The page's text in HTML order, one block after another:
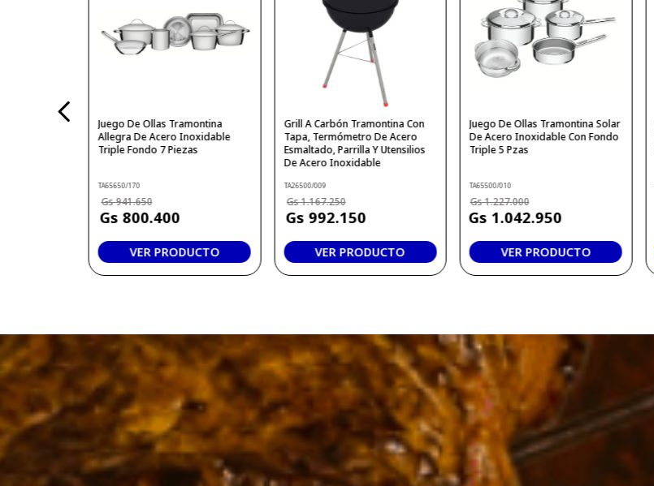
Juego De Ollas Tramontina
Allegra De Acero Inoxidable
Triple Fondo 7 Piezas
TA65650/170
941.650
800.400
VER PRODUCTO
Grill A Carbón Tramontina Con
Tapa, Termómetro De Acero
Esmaltado, Parrilla Y Utensilios
De Acero Inoxidable
TA26500/009
1.167.250
992.150
VER PRODUCTO
Juego De Ollas Tramontina Solar
De Acero Inoxidable Con Fondo
Triple 5 Pzas
TA65500/010
1.227.000
1.042.950
VER PRODUCTO